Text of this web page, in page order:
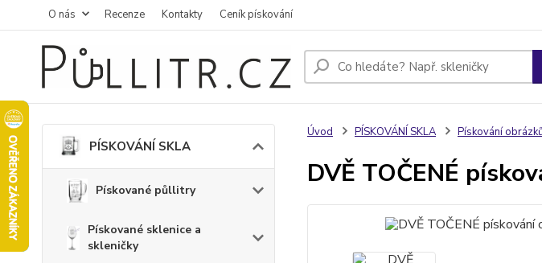
O nás Recenze Kontakty Ceník pískování
PÍSKOVÁNÍ SKLA
Pískované půllitry
Pískované sklenice a
skleničky
Úvod PÍSKOVÁNÍ SKLA Pískování
DVĚ TOČENÉ